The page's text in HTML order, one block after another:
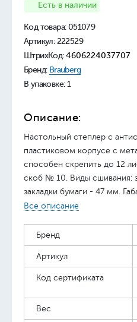
Есть в наличии
Код товара: 051079
Артикул: 222529
ШтрихКод: 4606224037707
Бренд: Brauberg
В упаковке: 1
Описание:
Настольный степлер с
пластиковом корпусе с
cпособен скрепить до 12
скоб № 10. Виды сшивания:
закладки бумаги - 47 мм.
ширина - 20 мм, длина - 90
места на рабочем столе, а
делает степлер
Продается в картонной
Все описание
Бренд
Артикул
Код сертификата
Вес